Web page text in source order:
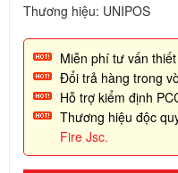
Thương hiệu: UNIPOS
Miễn phí tư vấn
Đổi trả hàng trong
Hỗ trợ kiểm định
Thương hiệu độc
Fire Jsc.